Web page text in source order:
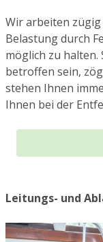
Wir arbeiten
Belastung durch
möglich zu halten.
betroffen sein,
stehen Ihnen
Ihnen bei der
Leitungs- und